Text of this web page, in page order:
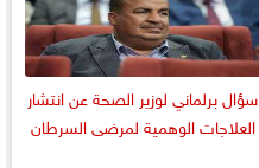
سؤال برلماني لوزير الصحة عن انتشار
العلاجات الوهمية لمرضى السرطان